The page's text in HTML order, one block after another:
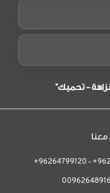
- تحميك"
-
96264799120+